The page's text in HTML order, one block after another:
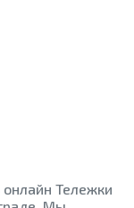
Тележки